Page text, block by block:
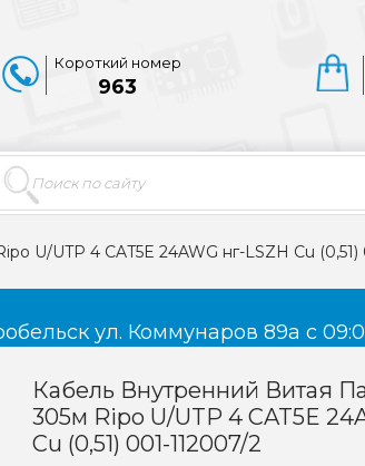
Короткий номер
963
U/UTP 4 CAT5E 24AWG нг-LSZH Cu (0,51)
ул. Коммунаров 89а с
Кабель Внутренний Витая
305м Ripo U/UTP 4 CAT5E
Cu (0,51) 001-112007/2